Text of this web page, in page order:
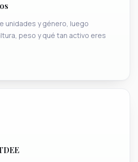
unidades y género, luego
peso y qué tan activo eres